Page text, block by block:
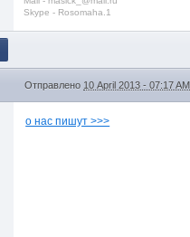
Skype - Rosomaha.1
Отправлено 10 April 2013 - 07:17 AM
о нас пишут >>>